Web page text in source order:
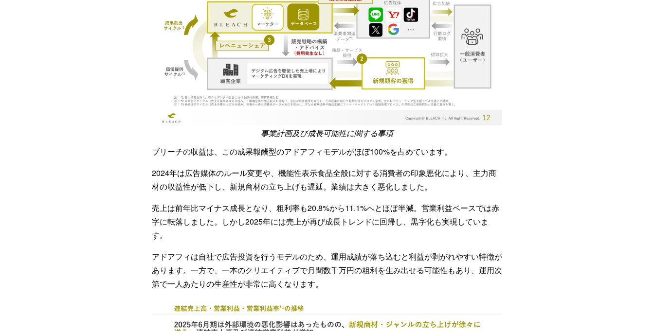
事業計画及び成長可能性に関する事項
ブリーチの収益は、この成果報酬型のアドアフィモデルがほぼ100%を占めています。
2024年は広告媒体のルール変更や、機能性表示食品全般に対する消費者の印象悪化により、主力商
材の収益性が低下し、新規商材の立ち上げも遅延。業績は大きく悪化しました。
売上は前年比マイナス成長となり、粗利率も20.8%から11.1%へとほぼ半減。営業利益ベースでは赤
字に転落しました。しかし2025年には売上が再び成長トレンドに回帰し、黒字化も実現していま
す。
アドアフィは自社で広告投資を行うモデルのため、運用成績が落ち込むと利益が剥がれやすい特徴が
あります。一方で、一本のクリエイティブで月間数千万円の粗利を生み出せる可能性もあり、運用次
第で一人あたりの生産性が非常に高くなります。